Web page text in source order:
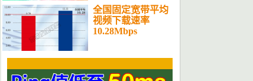
全国固定宽带平均
视频下载速率
10.28Mbps